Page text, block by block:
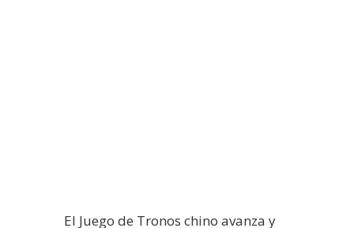
El Juego de Tronos chino avanza y